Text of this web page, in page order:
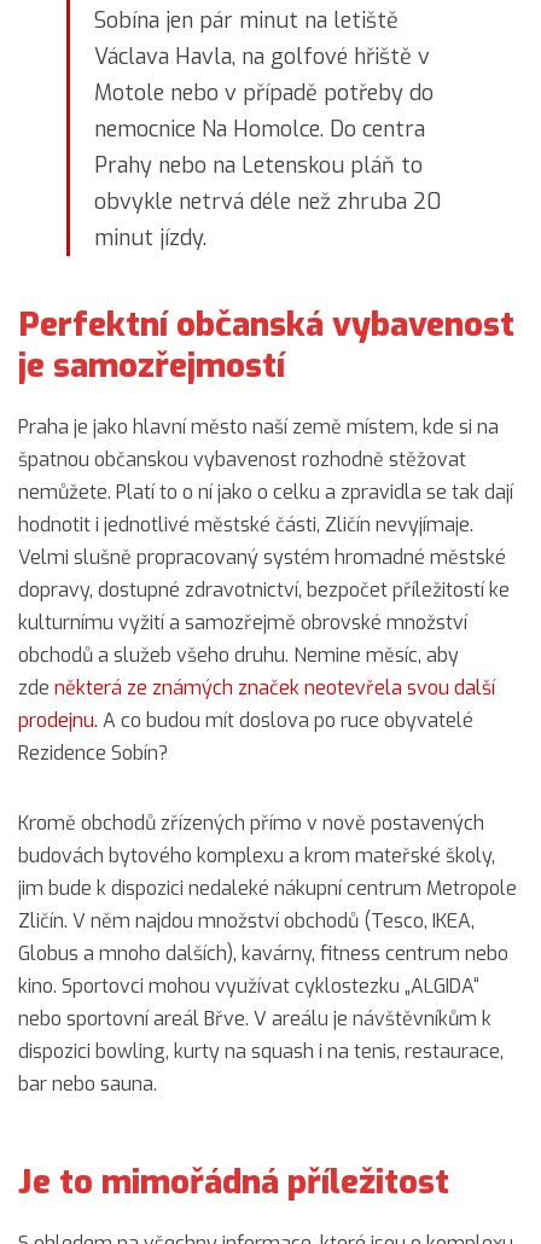
Sobína jen pár minut na letiště
Václava Havla, na golfové hřiště v
Motole nebo v případě potřeby do
nemocnice Na Homolce. Do centra
Prahy nebo na Letenskou pláň to
obvykle netrvá déle než zhruba 20
minut jízdy.
Perfektní občanská vybavenost
je samozřejmostí
Praha je jako hlavní město naší země místem, kde si na
špatnou občanskou vybavenost rozhodně stěžovat
nemůžete. Platí to o ní jako o celku a zpravidla se tak dají
hodnotit i jednotlivé městské části, Zličín nevyjímaje.
Velmi slušně propracovaný systém hromadné městské
dopravy, dostupné zdravotnictví, bezpočet příležitostí ke
kulturnímu vyžití a samozřejmě obrovské množství
obchodů a služeb všeho druhu. Nemine měsíc, aby
zde některá ze známých značek neotevřela svou další
prodejnu. A co budou mít doslova po ruce obyvatelé
Rezidence Sobín?
Kromě obchodů zřízených přímo v nově postavených
budovách bytového komplexu a krom mateřské školy,
jim bude k dispozici nedaleké nákupní centrum Metropole
Zličín. V něm najdou množství obchodů (Tesco, IKEA,
Globus a mnoho dalších), kavárny, fitness centrum nebo
kino. Sportovci mohou využívat cyklostezku „ALGIDA“
nebo sportovní areál Břve. V areálu je návštěvníkům k
dispozici bowling, kurty na squash i na tenis, restaurace,
bar nebo sauna.
Je to mimořádná příležitost